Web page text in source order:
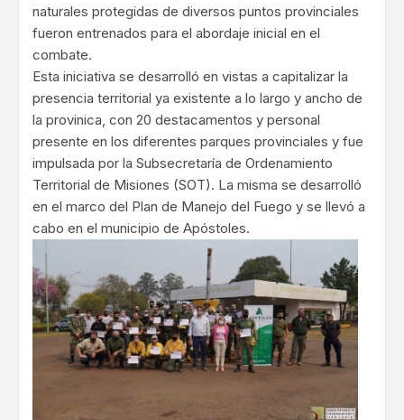
naturales protegidas de diversos puntos provinciales
fueron entrenados para el abordaje inicial en el
combate.
Esta iniciativa se desarrolló en vistas a capitalizar la
presencia territorial ya existente a lo largo y ancho de
la provinica, con 20 destacamentos y personal
presente en los diferentes parques provinciales y fue
impulsada por la Subsecretaría de Ordenamiento
Territorial de Misiones (SOT). La misma se desarrolló
en el marco del Plan de Manejo del Fuego y se llevó a
cabo en el municipio de Apóstoles.